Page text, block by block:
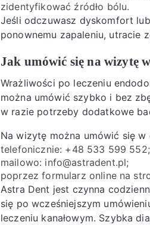
zidentyfikować źródło bólu.
Jeśli odczuwasz dyskomfort
ponownemu zapaleniu, utracie
Jak umówić się na wizytę
Wrażliwości po leczeniu
można umówić szybko i bez
w razie potrzeby dodatkowe
Na wizytę można umówić się
telefonicznie: +48 533 599 552;
mailowo: info@astradent.pl;
poprzez formularz online na
Astra Dent jest czynna
się po wcześniejszym
leczeniu kanałowym. Szybka